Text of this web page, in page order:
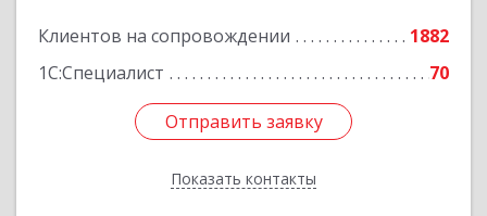
Клиентов на сопровождении
1882
1С:Специалист
70
Отправить заявку
Показать контакты
Отправить заявку
Назад